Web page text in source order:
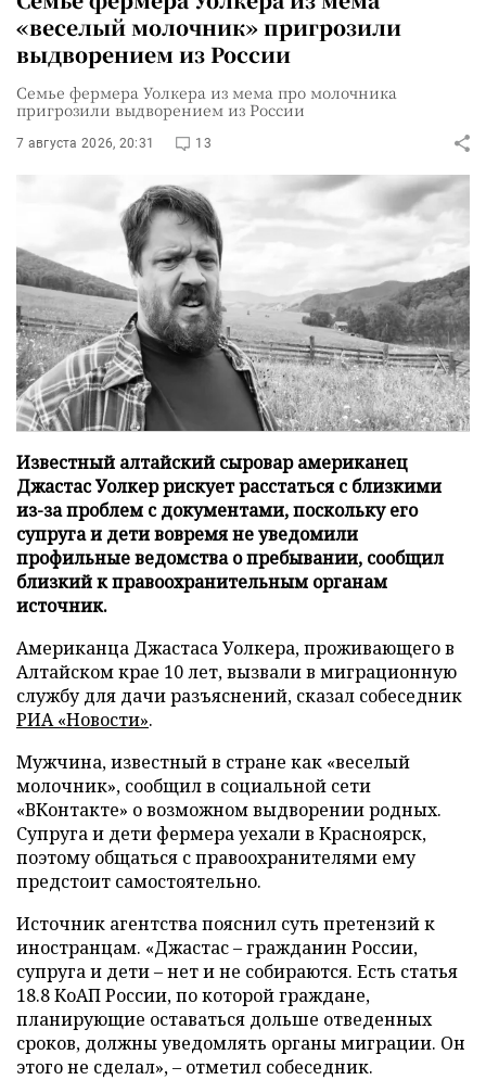
«веселый молочник» пригрозили
выдворением из России
Семье фермера Уолкера из мема про молочника
пригрозили выдворением из России
7 августа 2026, 20:31 13
Известный алтайский сыровар американец
Джастас Уолкер рискует расстаться с близкими
из-за проблем с документами, поскольку его
супруга и дети вовремя не уведомили
профильные ведомства о пребывании, сообщил
близкий к правоохранительным органам
источник.
Американца Джастаса Уолкера, проживающего в
Алтайском крае 10 лет, вызвали в миграционную
службу для дачи разъяснений, сказал собеседник
РИА «Новости».
Мужчина, известный в стране как «веселый
молочник», сообщил в социальной сети
«ВКонтакте» о возможном выдворении родных.
Супруга и дети фермера уехали в Красноярск,
поэтому общаться с правоохранителями ему
предстоит самостоятельно.
Источник агентства пояснил суть претензий к
иностранцам. «Джастас – гражданин России,
супруга и дети – нет и не собираются. Есть статья
18.8 КоАП России, по которой граждане,
планирующие оставаться дольше отведенных
сроков, должны уведомлять органы миграции. Он
этого не сделал», – отметил собеседник.